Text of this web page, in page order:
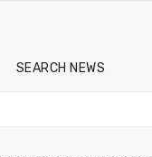
SEARCH NEWS